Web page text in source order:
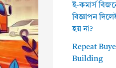
ই-কমার্স
বিজ্ঞাপন
হয় না?
Repeat
Building